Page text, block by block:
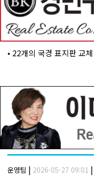
• 22개의 국경 표지판 교
운영팀 | 2026-05-27 09:01 |